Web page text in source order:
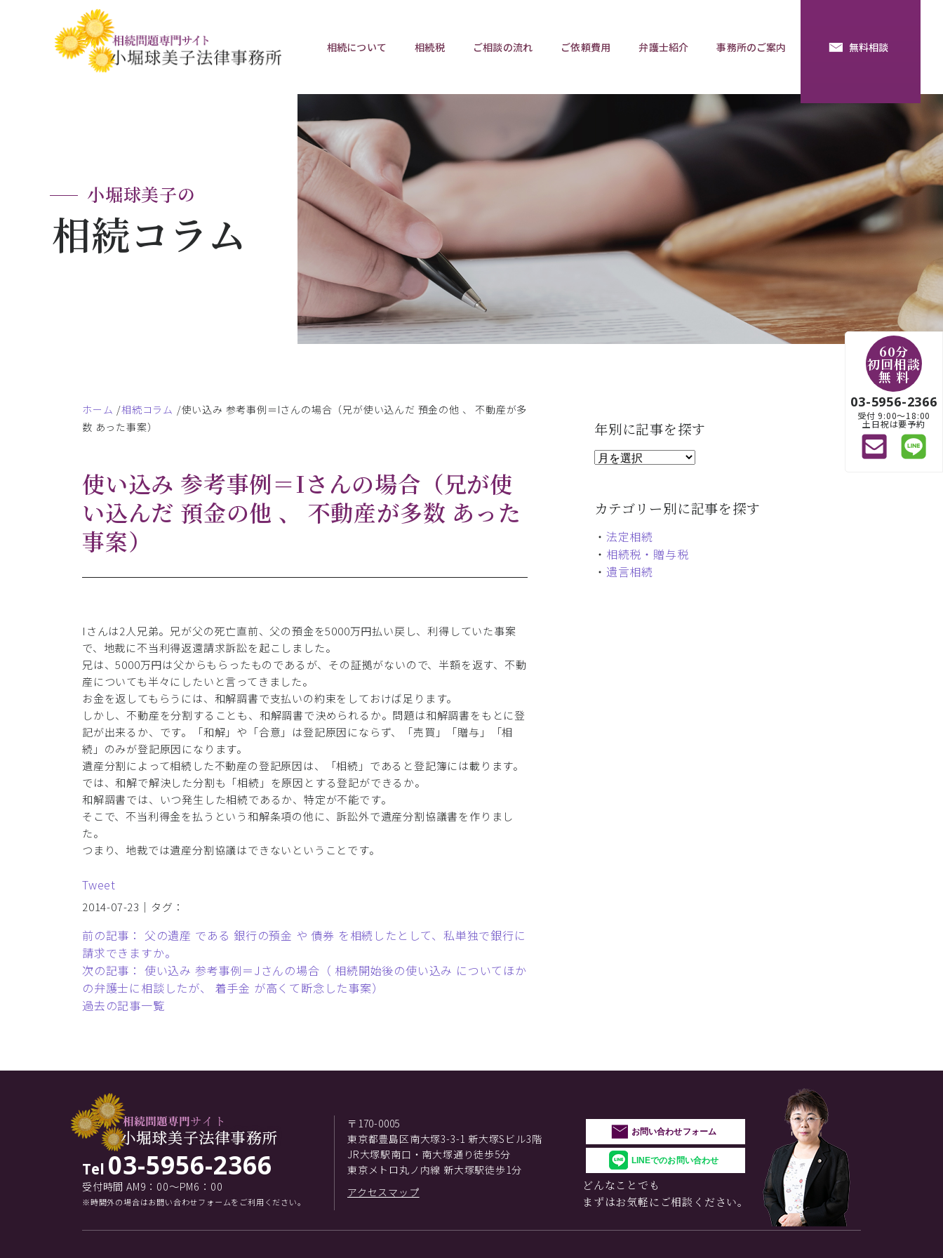
相続について
相続トラブルチェックリスト 預金の使い込み
相談関連書式ダウンロード 任意後見制度 遺産分割調停 相談用語集
相続税 ご相談の流れ ご依頼費用 弁護士紹介 事務所のご案内 無料相談
小堀球美子の
相続コラム
ホーム 相続コラム
使い込み 参考事例＝Iさんの場合（兄が使い込んだ 預金の他 、 不動産が多
数 あった事案）
使い込み 参考事例＝Iさんの場合（兄が使
い込んだ 預金の他 、 不動産が多数 あった
事案）
Iさんは2人兄弟。兄が父の死亡直前、父の預金を5000万円払い戻し、利得していた事案
で、地裁に不当利得返還請求訴訟を起こしました。
兄は、5000万円は父からもらったものであるが、その証拠がないので、半額を返す、不動
産についても半々にしたいと言ってきました。
お金を返してもらうには、和解調書で支払いの約束をしておけば足ります。
しかし、不動産を分割することも、和解調書で決められるか。問題は和解調書をもとに登
記が出来るか、です。「和解」や「合意」は登記原因にならず、「売買」「贈与」「相
続」のみが登記原因になります。
遺産分割によって相続した不動産の登記原因は、「相続」であると登記簿には載ります。
では、和解で解決した分割も「相続」を原因とする登記ができるか。
和解調書では、いつ発生した相続であるか、特定が不能です。
そこで、不当利得金を払うという和解条項の他に、訴訟外で遺産分割協議書を作りまし
た。
つまり、地裁では遺産分割協議はできないということです。
Tweet
2014-07-23｜タグ：
前の記事： 父の遺産 である 銀行の預金 や 債券 を相続したとして、私単独で銀行に
請求できますか。
次の記事： 使い込み 参考事例＝Jさんの場合（ 相続開始後の使い込み についてほか
の弁護士に相談したが、 着手金 が高くて断念した事案）
過去の記事一覧
年別に記事を探す
カテゴリー別に記事を探す
・ 法定相続
・ 相続税・贈与税
・ 遺言相続
Tel 03-5956-2366
受付時間 AM9：00～PM6：00
※時間外の場合はお問い合わせフォームをご利用ください。
〒170-0005
東京都豊島区南大塚3-3-1 新大塚Sビル3階
JR大塚駅南口・南大塚通り徒歩5分
東京メトロ丸ノ内線 新大塚駅徒歩1分
アクセスマップ
お問い合わせフォーム
LINEでのお問い合わせ
どんなことでも
まずはお気軽にご相談ください。
60分
初回相談
無 料
03-5956-2366
受付 9:00〜18:00
土日祝は要予約